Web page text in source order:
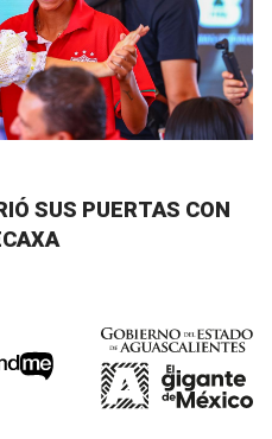
SUS PUERTAS CON